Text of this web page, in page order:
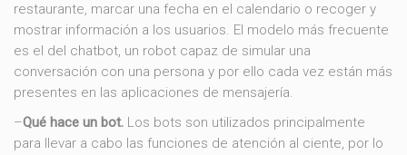
restaurante, marcar una fecha en el calendario o recoger y
mostrar información a los usuarios. El modelo más frecuente
es el del chatbot, un robot capaz de simular una
conversación con una persona y por ello cada vez están más
presentes en las aplicaciones de mensajería.
–Qué hace un bot. Los bots son utilizados principalmente
para llevar a cabo las funciones de atención al ciente, por lo